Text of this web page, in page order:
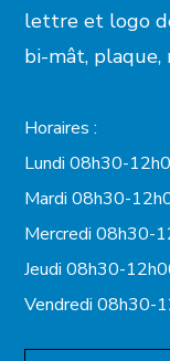
lettre et logo
bi-mât, plaque,
Horaires :
Lundi 08h30-
Mardi 08h30-
Mercredi 08h30-
Jeudi 08h30-
Vendredi 08h30-